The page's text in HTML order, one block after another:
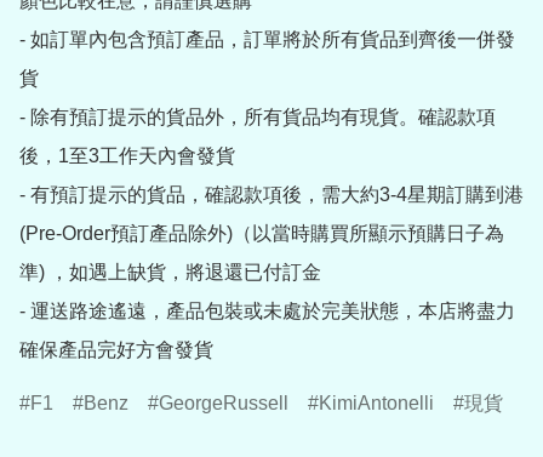
- 如訂單內包含預訂產品，訂單將於所有貨品到齊後一併發
貨
- 除有預訂提示的貨品外，所有貨品均有現貨。確認款項
後，1至3工作天內會發貨
- 有預訂提示的貨品，確認款項後，需大約3-4星期訂購到港
(Pre-Order預訂產品除外)（以當時購買所顯示預購日子為
準) ，如遇上缺貨，將退還已付訂金
- 運送路途遙遠，產品包裝或未處於完美狀態，本店將盡力
確保產品完好方會發貨
F1 Benz GeorgeRussell KimiAntonelli 現貨